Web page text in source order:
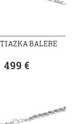
BALERE
499 €